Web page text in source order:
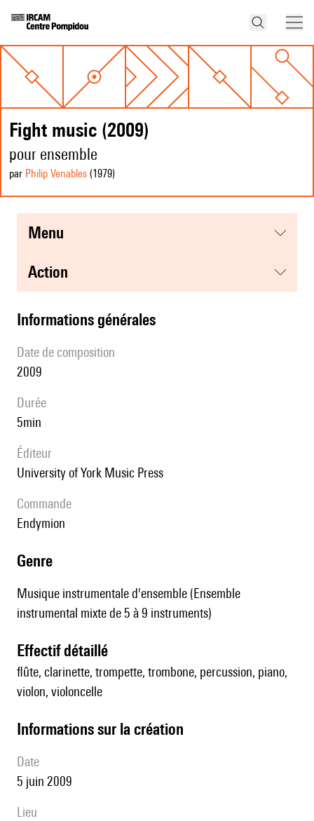
Fight music (2009)
pour ensemble
par Philip Venables (1979)
menu
action
informations générales
date de composition
2009
durée
5min
éditeur
University of York Music Press
Commande
Endymion
genre
Musique instrumentale d'ensemble (Ensemble
instrumental mixte de 5 à 9 instruments)
effectif détaillé
flûte, clarinette, trompette, trombone, percussion, piano,
violon, violoncelle
informations sur la création
date
5 juin 2009
lieu